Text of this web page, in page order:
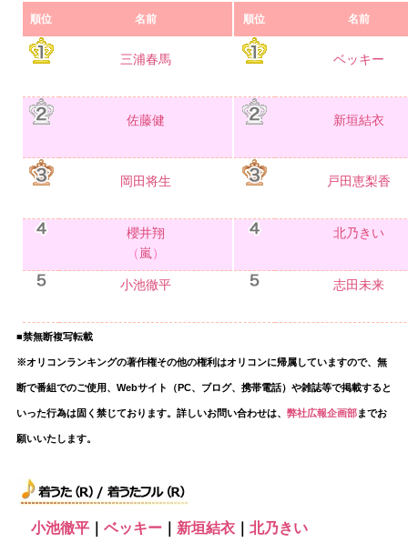
順位 名前
三浦春馬
佐藤健
岡田将生
櫻井翔
（嵐 ）
小池徹平
順位 名前
ベッキー
新垣結衣
戸田恵梨香
北乃きい
志田未来
■禁無断複写転載
※オリコンランキングの著作権その他の権利はオリコンに帰属していますので、無
断で番組でのご使用、Webサイト（PC、ブログ、携帯電話）や雑誌等で掲載すると
いった行為は固く禁じております。詳しいお問い合わせは、 弊社広報企画部までお
願いいたします。
小池徹平｜ ベッキー｜ 新垣結衣｜ 北乃きい